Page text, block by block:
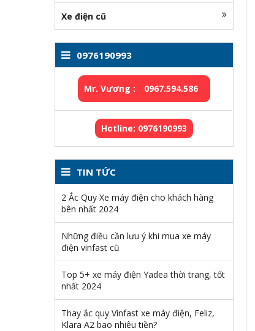
Xe điện cũ
0976190993
Mr. Vương : 0967.594.586
Hotline: 0976190993
TIN TỨC
2 Ắc Quy Xe máy điện cho khách hàng
bên nhất 2024
Những điều cần lưu ý khi mua xe máy
điện vinfast cũ
Top 5+ xe máy điện Yadea thời trang, tốt
nhất 2024
Thay ắc quy Vinfast xe máy điện, Feliz,
Klara A2 bao nhiêu tiền?